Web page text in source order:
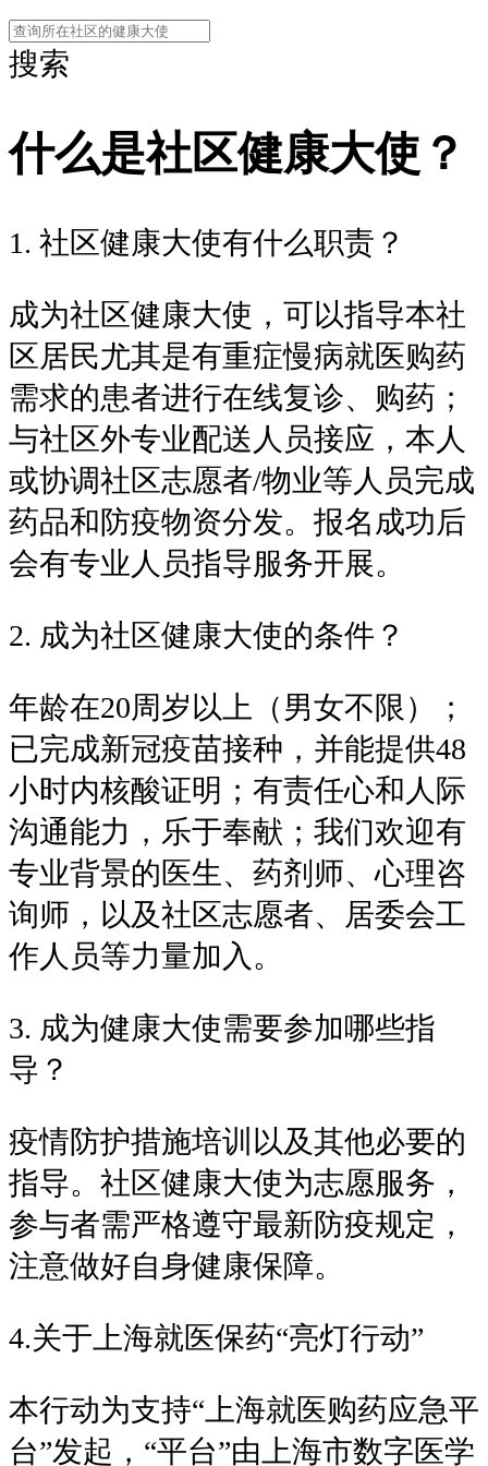
搜索
什么是社区健康大使？
1. 社区健康大使有什么职责？
成为社区健康大使，可以指导本社
区居民尤其是有重症慢病就医购药
需求的患者进行在线复诊、购药；
与社区外专业配送人员接应，本人
或协调社区志愿者/物业等人员完成
药品和防疫物资分发。报名成功后
会有专业人员指导服务开展。
2. 成为社区健康大使的条件？
年龄在20周岁以上（男女不限）；
已完成新冠疫苗接种，并能提供48
小时内核酸证明；有责任心和人际
沟通能力，乐于奉献；我们欢迎有
专业背景的医生、药剂师、心理咨
询师，以及社区志愿者、居委会工
作人员等力量加入。
3. 成为健康大使需要参加哪些指
导？
疫情防护措施培训以及其他必要的
指导。社区健康大使为志愿服务，
参与者需严格遵守最新防疫规定，
注意做好自身健康保障。
4.关于上海就医保药“亮灯行动”
本行动为支持“上海就医购药应急平
台”发起，“平台”由上海市数字医学